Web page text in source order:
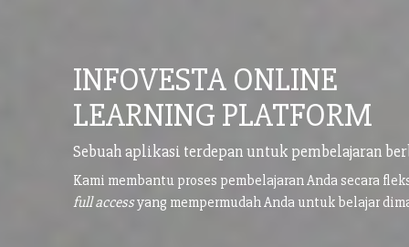
INFOVESTA ONLINE
LEARNING PLATFORM
Sebuah aplikasi terdepan untuk pembelajaran
Kami membantu proses pembelajaran Anda secara
full accessyang mempermudah Anda untuk belajar